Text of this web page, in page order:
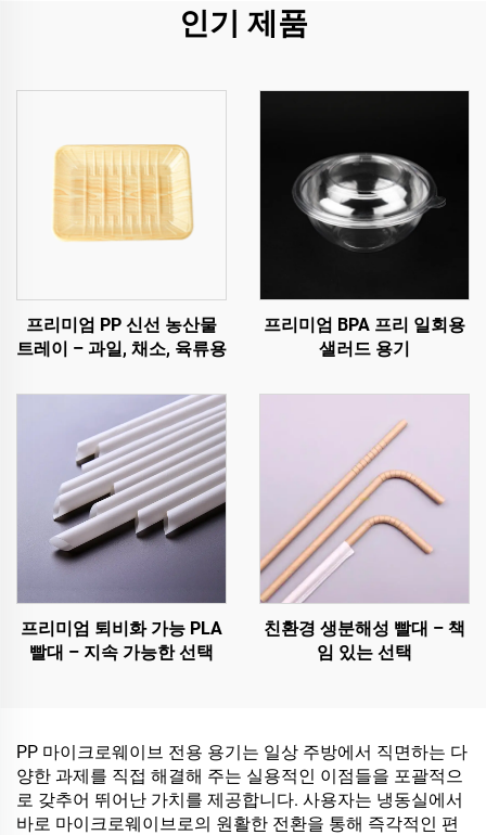
인기 제품
프리미엄 PP 신선 농산물
트레이 – 과일, 채소, 육류용
프리미엄 BPA 프리 일회용
샐러드 용기
프리미엄 퇴비화 가능 PLA
빨대 – 지속 가능한 선택
친환경 생분해성 빨대 – 책
임 있는 선택
PP 마이크로웨이브 전용 용기는 일상 주방에서 직면하는 다
양한 과제를 직접 해결해 주는 실용적인 이점들을 포괄적으
로 갖추어 뛰어난 가치를 제공합니다. 사용자는 냉동실에서
바로 마이크로웨이브로의 원활한 전환을 통해 즉각적인 편